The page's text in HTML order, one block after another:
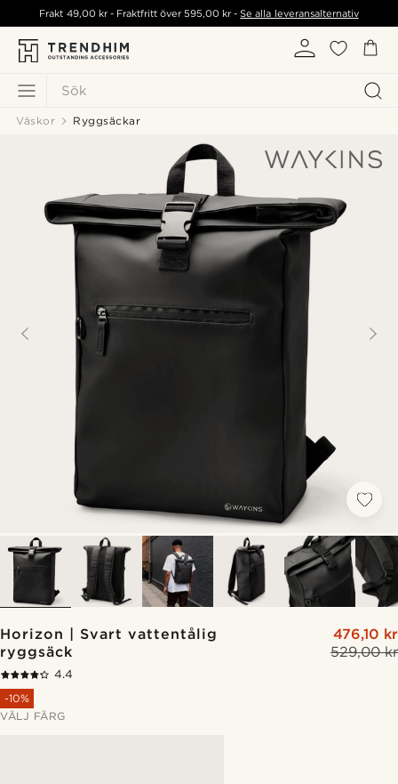
Sök
Frakt 49,00 kr- Fraktfritt över595,00 kr -Se alla leveransalternativ
Väskor Ryggsäckar
Horizon | Svart vattentålig
ryggsäck
529,00 kr
476,10 kr
4.4
-10%
VÄLJ FÄRG